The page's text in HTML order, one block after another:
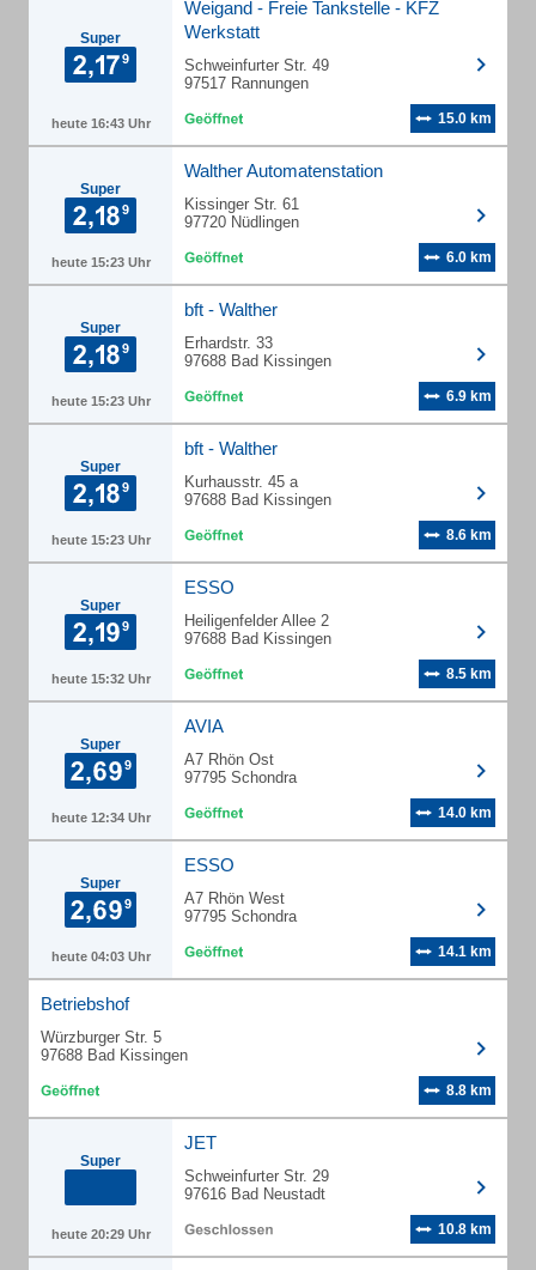
Super
heute 16:43 Uhr
Weigand - Freie Tankstelle - KFZ
Werkstatt
Schweinfurter Str. 49
97517 Rannungen
15.0 km
Super
heute 15:23 Uhr
Walther Automatenstation
Kissinger Str. 61
97720 Nüdlingen
6.0 km
Super
heute 15:23 Uhr
bft - Walther
Erhardstr. 33
97688 Bad Kissingen
6.9 km
Super
heute 15:23 Uhr
bft - Walther
Kurhausstr. 45 a
97688 Bad Kissingen
8.6 km
Super
heute 15:32 Uhr
ESSO
Heiligenfelder Allee 2
97688 Bad Kissingen
8.5 km
Super
heute 12:34 Uhr
AVIA
A7 Rhön Ost
97795 Schondra
14.0 km
Super
heute 04:03 Uhr
ESSO
A7 Rhön West
97795 Schondra
14.1 km
Betriebshof
Würzburger Str. 5
97688 Bad Kissingen
8.8 km
Super
heute 20:29 Uhr
JET
Schweinfurter Str. 29
97616 Bad Neustadt
10.8 km